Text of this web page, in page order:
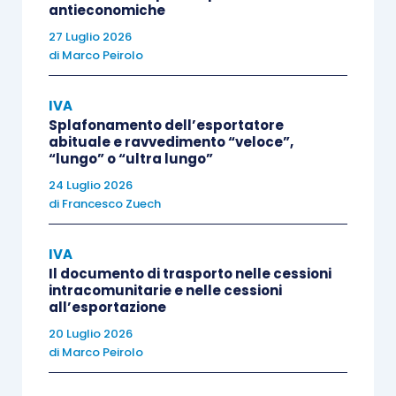
AdE n.
11806/2024
consolidare e
stessa riguarda circa
2.400.000 di soggetti
Soggetti attualmente interessati
Viene confermato, anche per l’anno 2024, il
antieconomiche
27 Luglio 2026
di Marco Peirolo
IVA
Splafonamento dell’esportatore
abituale e ravvedimento “veloce”,
“lungo” o “ultra lungo”
24 Luglio 2026
di Francesco Zuech
IVA
Il documento di trasporto nelle cessioni
intracomunitarie e nelle cessioni
all’esportazione
20 Luglio 2026
di Marco Peirolo